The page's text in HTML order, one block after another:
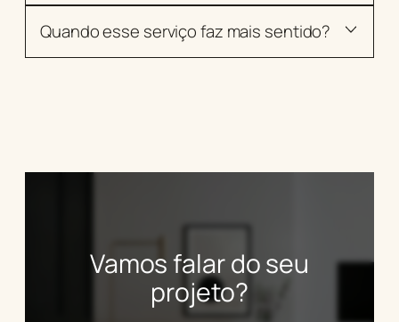
Quando esse serviço faz mais sentido?
Vamos falar do seu
projeto?